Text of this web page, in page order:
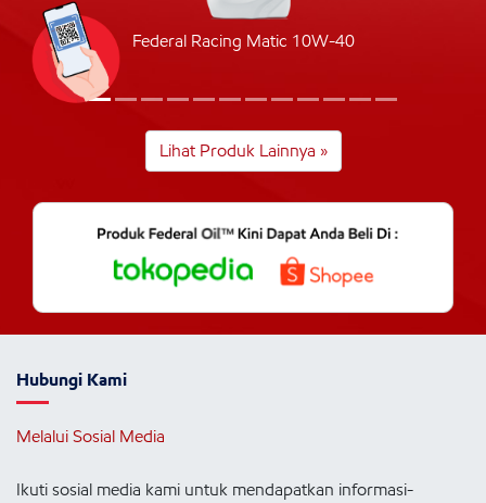
Federal Racing Matic 10W-40
Lihat Produk Lainnya »
Hubungi Kami
Melalui Sosial Media
Ikuti sosial media kami untuk mendapatkan informasi-